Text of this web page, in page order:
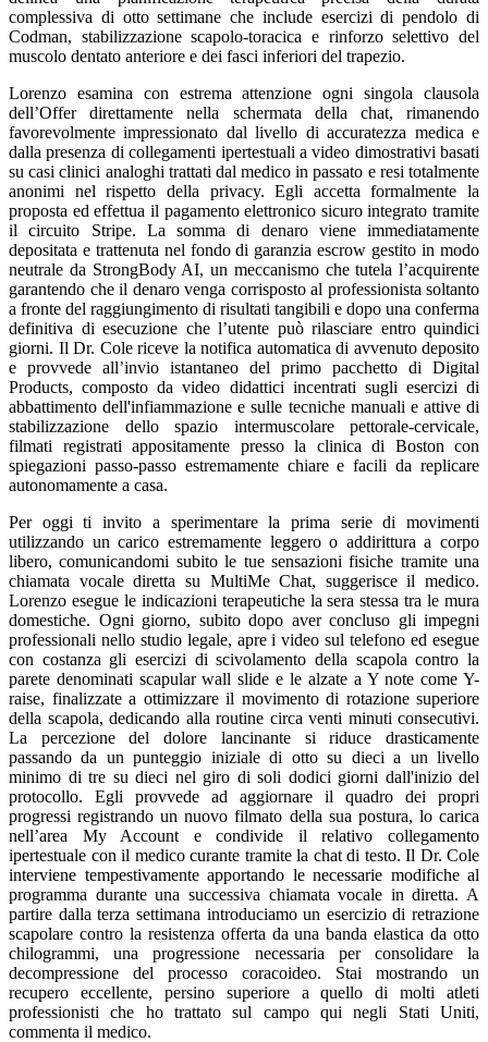
complessiva di otto settimane che include esercizi di pendolo di
Codman, stabilizzazione scapolo-toracica e rinforzo selettivo del
muscolo dentato anteriore e dei fasci inferiori del trapezio.
Lorenzo esamina con estrema attenzione ogni singola clausola
dell’Offer direttamente nella schermata della chat, rimanendo
favorevolmente impressionato dal livello di accuratezza medica e
dalla presenza di collegamenti ipertestuali a video dimostrativi basati
su casi clinici analoghi trattati dal medico in passato e resi totalmente
anonimi nel rispetto della privacy. Egli accetta formalmente la
proposta ed effettua il pagamento elettronico sicuro integrato tramite
il circuito Stripe. La somma di denaro viene immediatamente
depositata e trattenuta nel fondo di garanzia escrow gestito in modo
neutrale da StrongBody AI, un meccanismo che tutela l’acquirente
garantendo che il denaro venga corrisposto al professionista soltanto
a fronte del raggiungimento di risultati tangibili e dopo una conferma
definitiva di esecuzione che l’utente può rilasciare entro quindici
giorni. Il Dr. Cole riceve la notifica automatica di avvenuto deposito
e provvede all’invio istantaneo del primo pacchetto di Digital
Products, composto da video didattici incentrati sugli esercizi di
abbattimento dell'infiammazione e sulle tecniche manuali e attive di
stabilizzazione dello spazio intermuscolare pettorale-cervicale,
filmati registrati appositamente presso la clinica di Boston con
spiegazioni passo-passo estremamente chiare e facili da replicare
autonomamente a casa.
Per oggi ti invito a sperimentare la prima serie di movimenti
utilizzando un carico estremamente leggero o addirittura a corpo
libero, comunicandomi subito le tue sensazioni fisiche tramite una
chiamata vocale diretta su MultiMe Chat, suggerisce il medico.
Lorenzo esegue le indicazioni terapeutiche la sera stessa tra le mura
domestiche. Ogni giorno, subito dopo aver concluso gli impegni
professionali nello studio legale, apre i video sul telefono ed esegue
con costanza gli esercizi di scivolamento della scapola contro la
parete denominati scapular wall slide e le alzate a Y note come Y-
raise, finalizzate a ottimizzare il movimento di rotazione superiore
della scapola, dedicando alla routine circa venti minuti consecutivi.
La percezione del dolore lancinante si riduce drasticamente
passando da un punteggio iniziale di otto su dieci a un livello
minimo di tre su dieci nel giro di soli dodici giorni dall'inizio del
protocollo. Egli provvede ad aggiornare il quadro dei propri
progressi registrando un nuovo filmato della sua postura, lo carica
nell’area My Account e condivide il relativo collegamento
ipertestuale con il medico curante tramite la chat di testo. Il Dr. Cole
interviene tempestivamente apportando le necessarie modifiche al
programma durante una successiva chiamata vocale in diretta. A
partire dalla terza settimana introduciamo un esercizio di retrazione
scapolare contro la resistenza offerta da una banda elastica da otto
chilogrammi, una progressione necessaria per consolidare la
decompressione del processo coracoideo. Stai mostrando un
recupero eccellente, persino superiore a quello di molti atleti
professionisti che ho trattato sul campo qui negli Stati Uniti,
commenta il medico.